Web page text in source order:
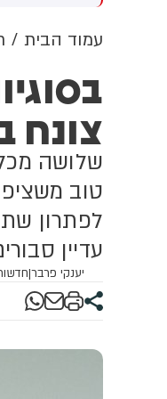
עמוד הבית
צונח
לפתרון
עדיין
יענקי פרבר|